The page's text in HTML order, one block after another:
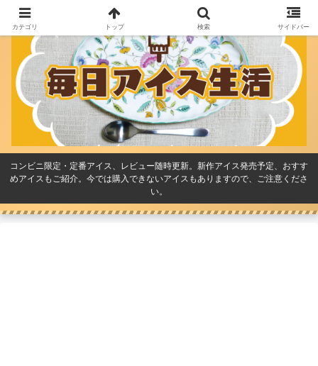
コンビニ限定・定番アイス、レビュー随時更新。新作アイス発売予定、おすす
めアイスもご紹介。今では購入できないアイスもありますので、ご注意くださ
い。
カテゴリ トップ 検索 サイドバー